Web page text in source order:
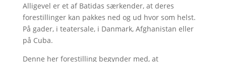
Alligevel er et af Batidas særkender, at deres
forestillinger kan pakkes ned og ud hvor som helst.
På gader, i teatersale, i Danmark, Afghanistan eller
på Cuba.
Denne her forestilling begynder med, at